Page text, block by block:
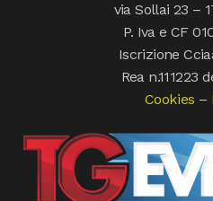
via Sollai 23 –
P. Iva e CF
Iscrizione
Rea n.111223
Cookies –